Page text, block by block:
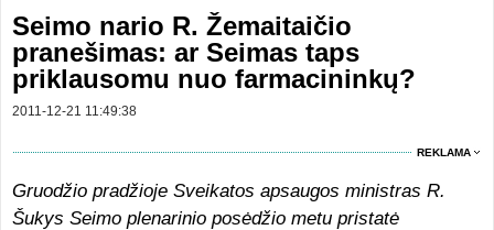
Seimo nario R. Žemaitaičio
pranešimas: ar Seimas taps
priklausomu nuo farmacininkų?
2011-12-21 11:49:38
REKLAMA
Gruodžio pradžioje Sveikatos apsaugos ministras R.
Šukys Seimo plenarinio posėdžio metu pristatė